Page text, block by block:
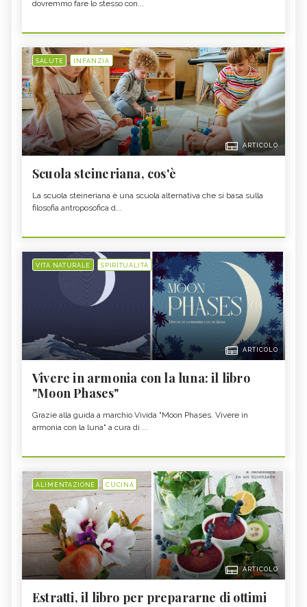
dovremmo fare lo stesso con...
SALUTE INFANZIA
ARTICOLO
Scuola steineriana, cos'è
La scuola steineriana è una scuola alternativa che si basa sulla
filosofia antroposofica d...
VITA NATURALE SPIRITUALITÀ
ARTICOLO
Vivere in armonia con la luna: il libro
"Moon Phases"
Grazie alla guida a marchio Vivida "Moon Phases. Vivere in
armonia con la luna" a cura di ...
ALIMENTAZIONE CUCINA
ARTICOLO
Estratti, il libro per prepararne di ottimi